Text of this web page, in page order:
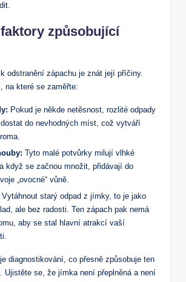
způsobující
odstranění zápachu je znát její příčiny.
na které se zaměřte:
Pokud je někde netěsnost, rozlité odpady
do nevhodných míst, což vytváří
Tyto malé potvůrky milují vlhké
když se začnou množit, přidávají do
„ovocné“ vůně.
Vytáhnout starý odpad z jímky, to je jako
ale bez radosti. Ten zápach pak nemá
aby se stal hlavní atrakcí vaší
diagnostikování, co přesně způsobuje ten
Ujistěte se, že jímka není přeplněná a není